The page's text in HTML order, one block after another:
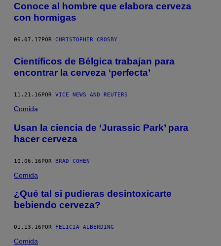
Conoce al hombre que elabora cerveza
con hormigas
06.07.17POR CHRISTOPHER CROSBY
Científicos de Bélgica trabajan para
encontrar la cerveza ‘perfecta’
11.21.16 POR VICE NEWS AND REUTERS
Comida
Usan la ciencia de ‘Jurassic Park’ para
hacer cerveza
10.06.16POR BRAD COHEN
Comida
¿Qué tal si pudieras desintoxicarte
bebiendo cerveza?
01.13.16 POR FELICIA ALBERDING
Comida